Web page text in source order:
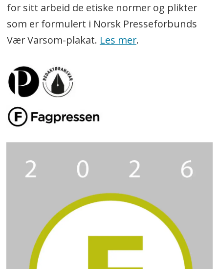
for sitt arbeid de etiske normer og plikter
som er formulert i Norsk Presseforbunds
Vær Varsom-plakat. Les mer.